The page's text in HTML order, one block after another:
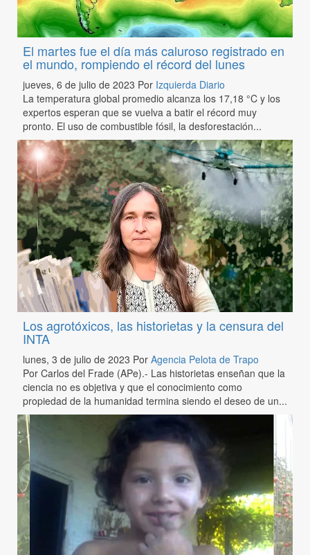
El martes fue el día más caluroso registrado en
el mundo, rompiendo el récord del lunes
jueves, 6 de julio de 2023 Por Izquierda Diario
La temperatura global promedio alcanza los 17,18 °C y los
expertos esperan que se vuelva a batir el récord muy
pronto. El uso de combustible fósil, la desforestación...
Los agrotóxicos, las historietas y la censura del
INTA
lunes, 3 de julio de 2023 Por Agencia Pelota de Trapo
Por Carlos del Frade (APe).- Las historietas enseñan que la
ciencia no es objetiva y que el conocimiento como
propiedad de la humanidad termina siendo el deseo de un...